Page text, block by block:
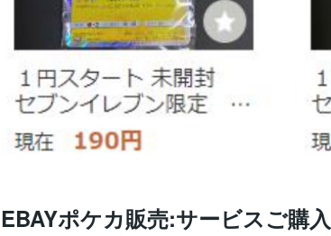
EBAYポケカ販売:サービスご購